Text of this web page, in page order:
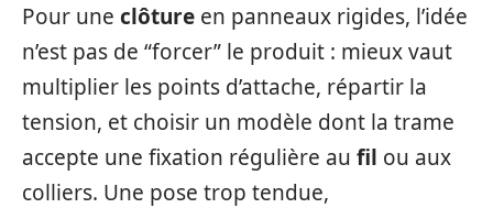
Pour une clôture en panneaux rigides, l’idée
n’est pas de “forcer” le produit : mieux vaut
multiplier les points d’attache, répartir la
tension, et choisir un modèle dont la trame
accepte une fixation régulière au fil ou aux
colliers. Une pose trop tendue,